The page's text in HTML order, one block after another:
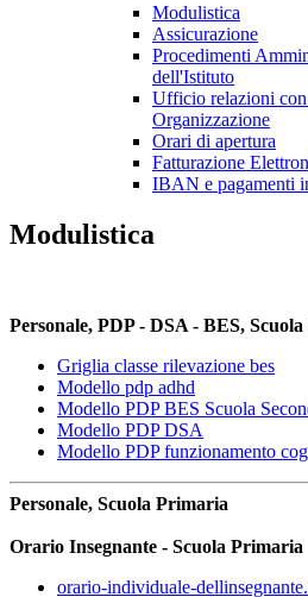
Modulistica
Assicurazione
Procedimenti
dell'Istituto
Ufficio relazioni
Organizzazione
Orari di apertura
Fatturazione
IBAN e pagamenti
Modulistica
Personale, PDP - DSA - BES, Scuola
Griglia classe rilevazione bes
Modello pdp adhd
Modello PDP BES Scuola
Modello PDP DSA
Modello PDP funzionamento
Personale, Scuola Primaria
Orario Insegnante - Scuola Primaria
orario-individuale-